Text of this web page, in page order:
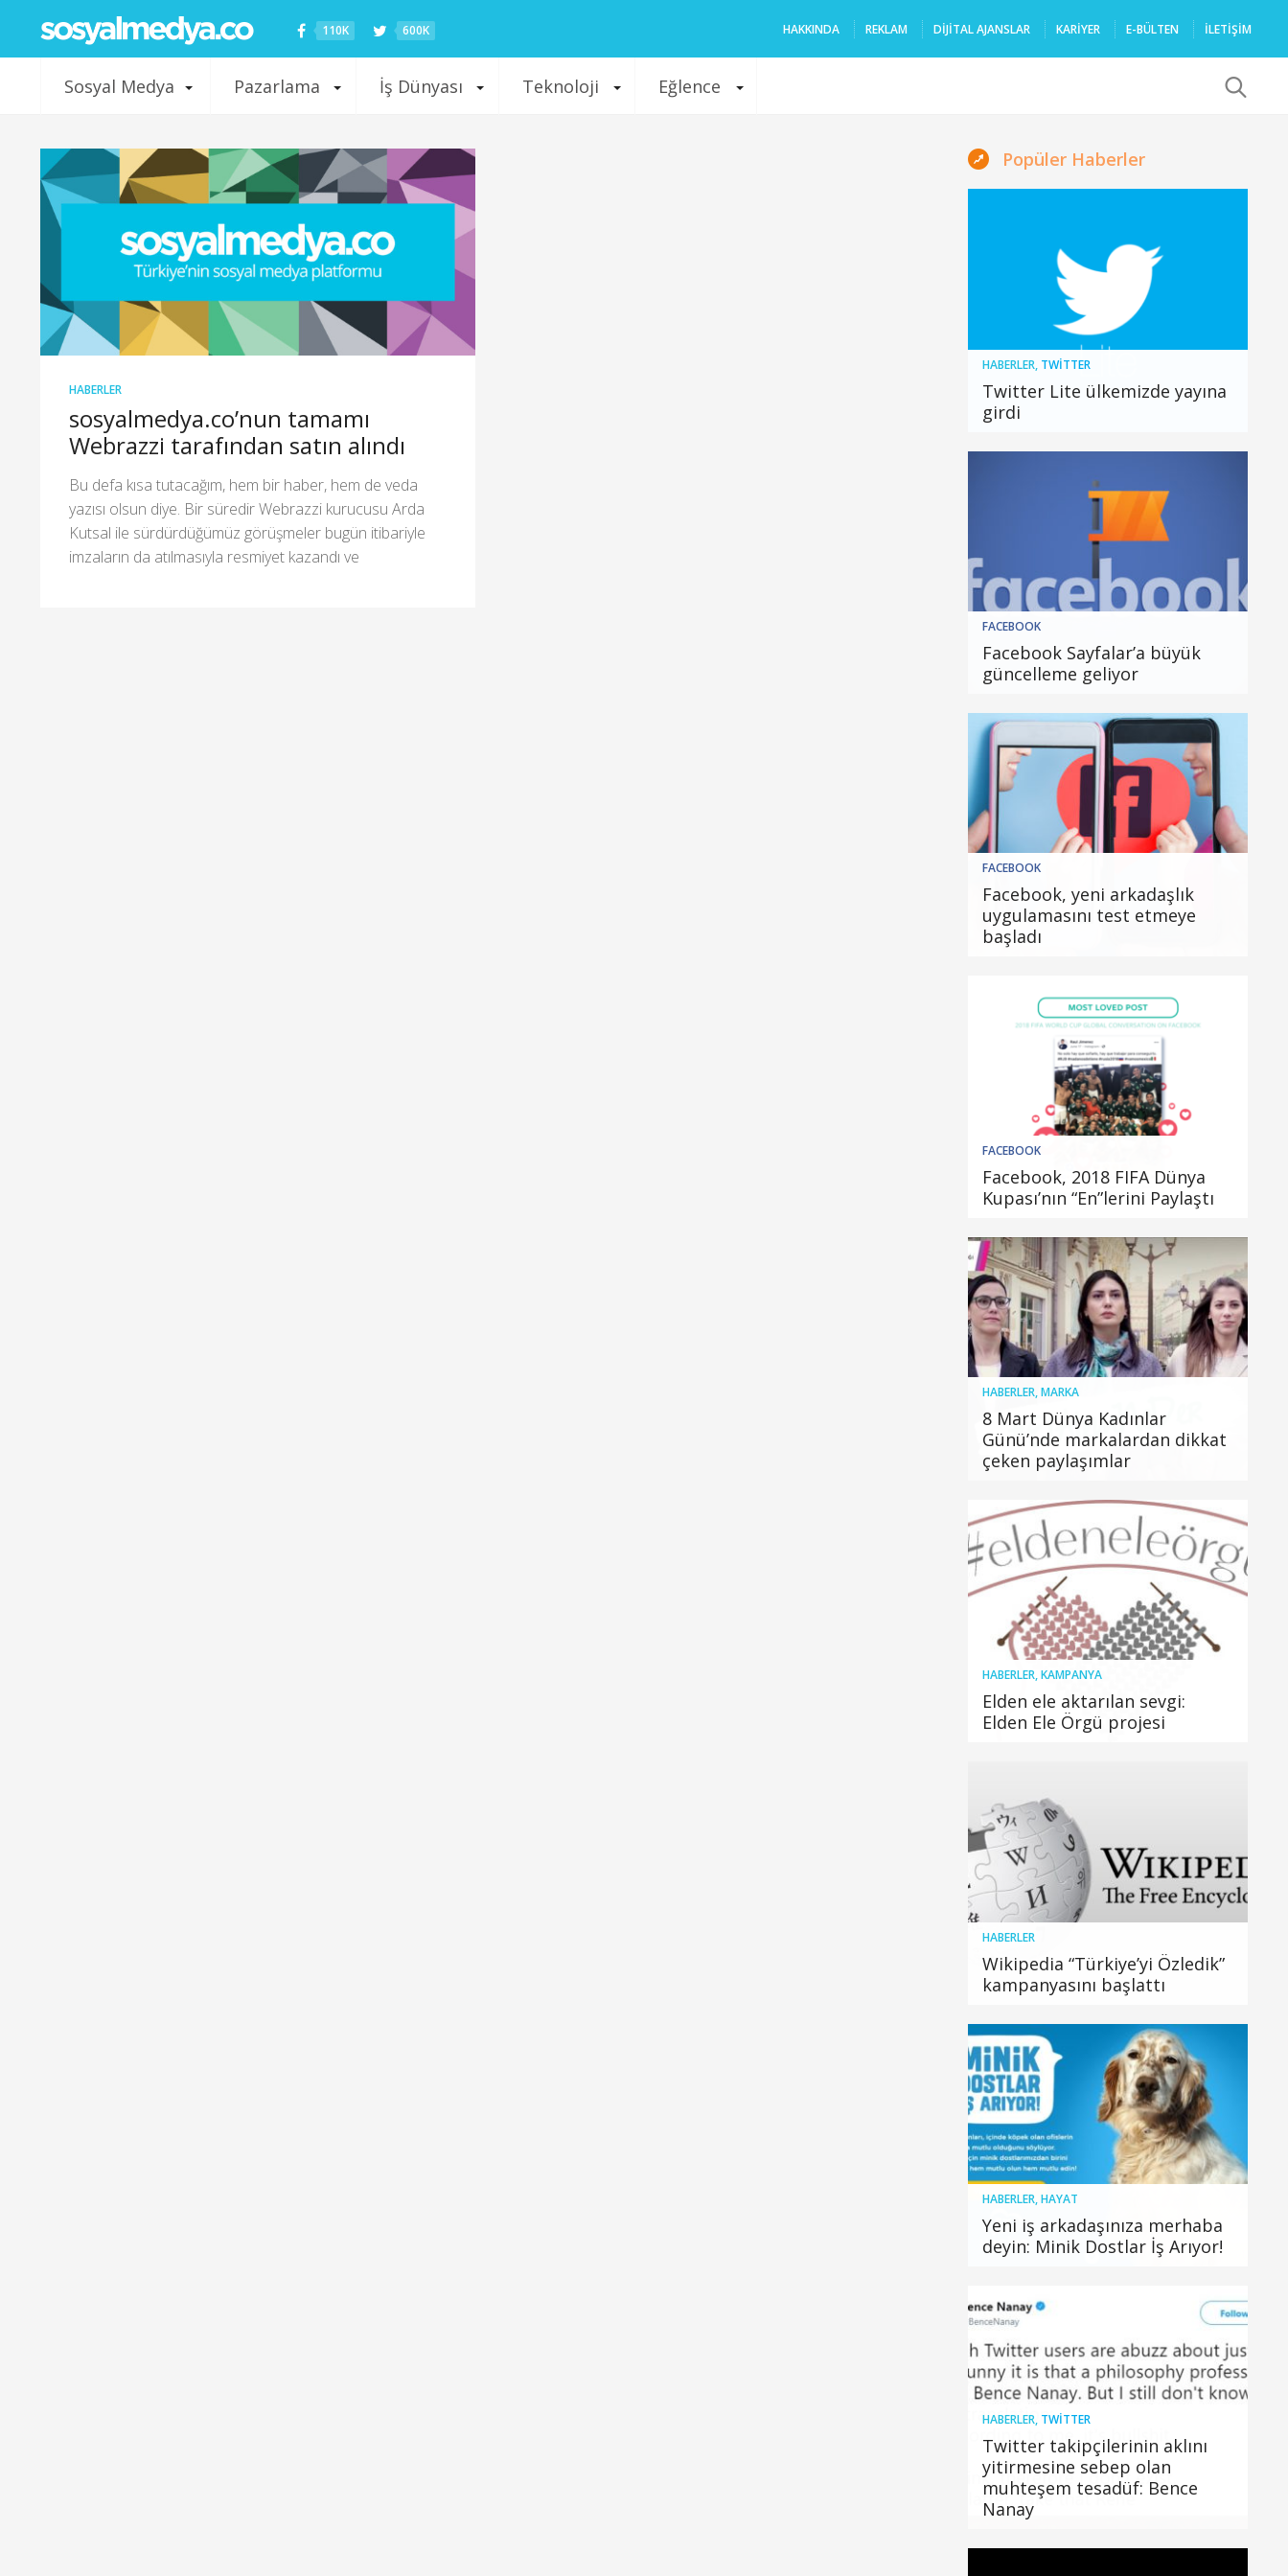
110K 600K HAKKINDA REKLAM DIJITAL AJANSLAR KARIYER E-BÜLTEN İLETİŞİM
Sosyal Medya Pazarlama İş Dünyası Teknoloji Eğlence
HABERLER
sosyalmedya.co’nun tamamı
Webrazzi tarafından satın alındı
Bu defa kısa tutacağım, hem bir haber, hem de veda
yazısı olsun diye. Bir süredir Webrazzi kurucusu Arda
Kutsal ile sürdürdüğümüz görüşmeler bugün itibariyle
imzaların da atılmasıyla resmiyet kazandı ve
Popüler Haberler
HABERLER, TWITTER
Twitter Lite ülkemizde yayına
girdi
FACEBOOK
Facebook Sayfalar’a büyük
güncelleme geliyor
FACEBOOK
Facebook, yeni arkadaşlık
uygulamasını test etmeye
başladı
FACEBOOK
Facebook, 2018 FIFA Dünya
Kupası’nın “En”lerini Paylaştı
HABERLER,MARKA
8 Mart Dünya Kadınlar
Günü’nde markalardan dikkat
çeken paylaşımlar
HABERLER,KAMPANYA
Elden ele aktarılan sevgi:
Elden Ele Örgü projesi
HABERLER
Wikipedia “Türkiye’yi Özledik”
kampanyasını başlattı
HABERLER,HAYAT
Yeni iş arkadaşınıza merhaba
deyin: Minik Dostlar İş Arıyor!
HABERLER, TWITTER
Twitter takipçilerinin aklını
yitirmesine sebep olan
muhteşem tesadüf: Bence
Nanay